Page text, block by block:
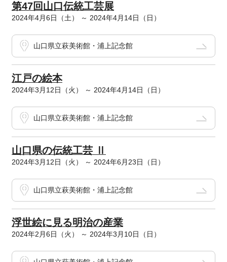
第47回山口伝統工芸展
2024年4月6日（土） ～ 2024年4月14日（日）
山口県立萩美術館・浦上記念館
江戸の絵本
2024年3月12日（火） ～ 2024年4月14日（日）
山口県立萩美術館・浦上記念館
山口県の伝統工芸 Ⅱ
2024年3月12日（火） ～ 2024年6月23日（日）
山口県立萩美術館・浦上記念館
浮世絵に見る明治の産業
2024年2月6日（火） ～ 2024年3月10日（日）